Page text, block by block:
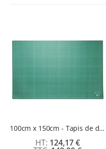
100cm x 150cm - Tapis de découpe auto-cicatrisant grand format
124,17 €